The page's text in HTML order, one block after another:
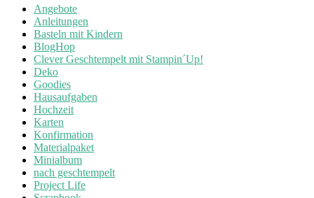
Angebote
Anleitungen
Basteln mit Kindern
BlogHop
Clever Geschtempelt mit Stampin´Up!
Deko
Goodies
Hausaufgaben
Hochzeit
Karten
Konfirmation
Materialpaket
Minialbum
nach geschtempelt
Project Life